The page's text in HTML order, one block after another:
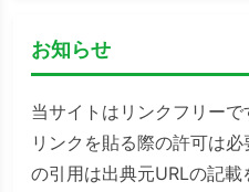
お知らせ
当サイトはリンクフリーで
リンクを貼る際の許可は
の引用は出典元URLの記載